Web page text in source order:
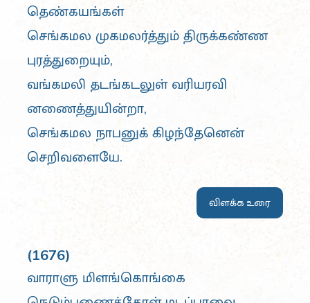
தெண்கயங்கள்
செங்கமல முகமலர்த்தும் திருக்கண்ண
புரத்துறையும்,
வங்கமலி தடங்கடலுள் வரியரவி
னணைத்துயின்றா,
செங்கமல நாபனுக் கிழந்தேனென்
செறிவளையே.
விளக்க உரை
(1676)
வாராளு மிளங்கொங்கை